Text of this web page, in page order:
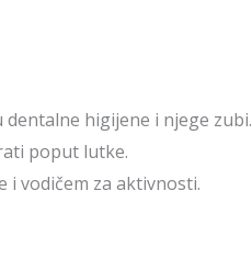
higijene i njege zubi.
poput lutke.
i vodičem za aktivnosti.